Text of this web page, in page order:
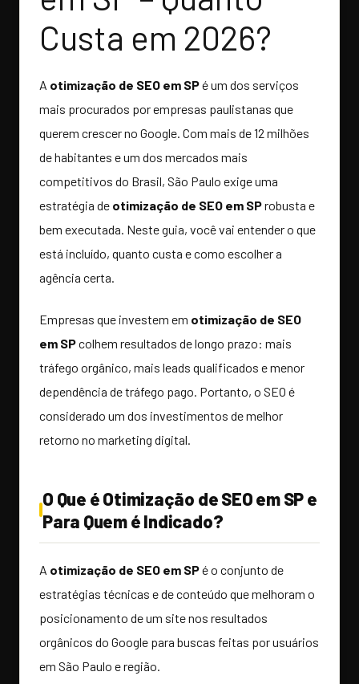
Custa em 2026?
A otimização de SEO em SPé um dos serviços
mais procurados por empresas paulistanas que
querem crescer no Google. Com mais de 12 milhões
de habitantes e um dos mercados mais
competitivos do Brasil, São Paulo exige uma
estratégia de otimização de SEO em SProbusta e
bem executada. Neste guia, você vai entender o que
está incluído, quanto custa e como escolher a
agência certa.
Empresas que investem em otimização de SEO
em SPcolhem resultados de longo prazo: mais
tráfego orgânico, mais leads qualificados e menor
dependência de tráfego pago. Portanto, o SEO é
considerado um dos investimentos de melhor
retorno no marketing digital.
O Que é Otimização de SEO em SP e
Para Quem é Indicado?
A otimização de SEO em SPé o conjunto de
estratégias técnicas e de conteúdo que melhoram o
posicionamento de um site nos resultados
orgânicos do Google para buscas feitas por usuários
em São Paulo e região.